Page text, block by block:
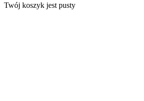
Twój koszyk jest pusty